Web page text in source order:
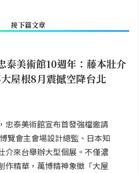
接下篇文章
泰美術館10週年：藤本壯介
屋根8月震撼空降台北
忠泰美術館宣布首發強檔邀請
覽會主會場設計總監、日本知
介來台舉辦大型個展。不僅濃
作精華，萬博精神象徵「大屋